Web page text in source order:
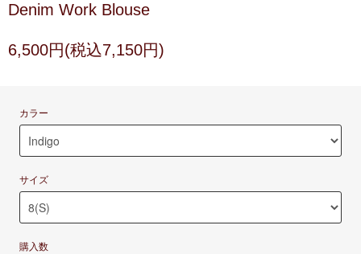
Denim Work Blouse
6,500円(税込7,150円)
カラー
サイズ
購入数